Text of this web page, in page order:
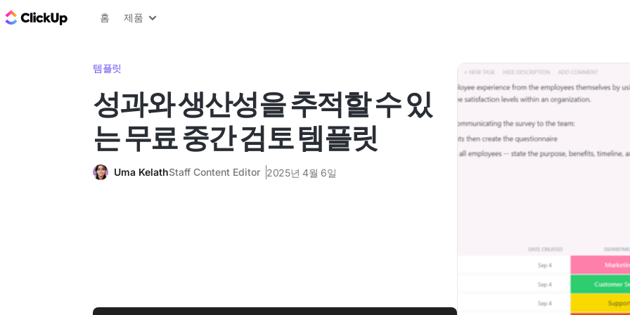
ClickUp 블로그
홈 제품
템플릿
성과와 생산성을 추적할 수 있
는 무료 중간 검토 템플릿
Uma KelathStaff Content Editor 2025년 4월 6일